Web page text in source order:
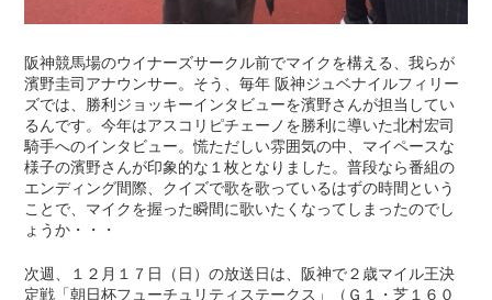
阪神競馬場のウイナーズサークル前でマイクを構える、我らが
濱野圭司アナウンサー。そう、毎年 阪神ジュベナイルフィリー
ズでは、勝利ジョッキーインタビューを濱野さんが担当してい
るんです。今年はアスコリピチェーノを勝利に導いた北村宏司
騎手へのインタビュー。慌ただしい雰囲気の中、マイペースな
様子の濱野さんが印象的な１枚となりました。普段なら番組の
エンディング間際、クイズで歌を歌っているはずの時間という
ことで、マイクを握った瞬間に歌いたくなってしまったのでし
ょうか・・・
次週、１２月１７日（日）の放送日は、阪神で２歳マイル王決
定戦「朝日杯フューチュリティステークス」（Ｇ１・芝１６０